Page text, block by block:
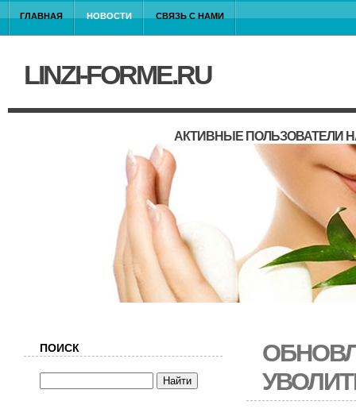
ГЛАВНАЯ НОВОСТИ СВЯЗЬ С НАМИ
LINZI-FORME.RU
АКТИВНЫЕ ПОЛЬЗОВАТЕЛИ
ПОИСК